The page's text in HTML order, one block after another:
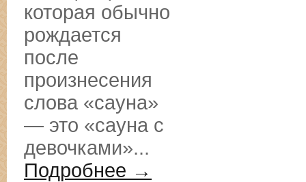
которая обычно
рождается
после
произнесения
слова «сауна»
— это «сауна с
девочками»...
Подробнее →